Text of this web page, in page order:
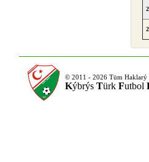
© 2011 - 2026 Tüm Haklarý
Kýbrýs Türk Futbol